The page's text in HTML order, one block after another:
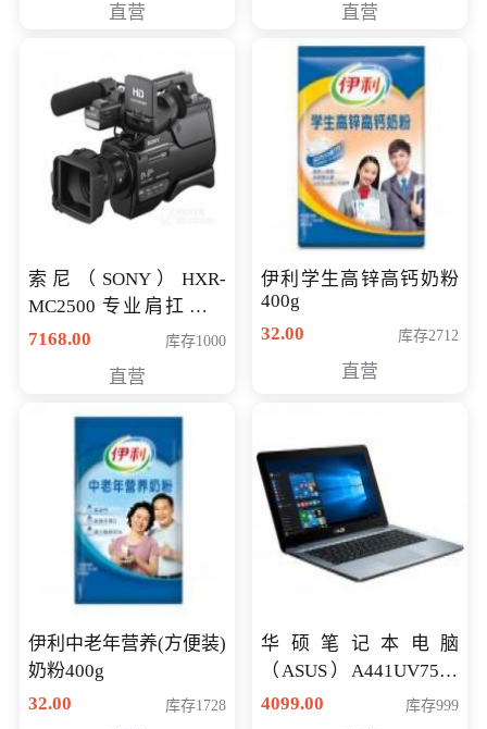
直营 直营
索尼（SONY）HXR-
MC2500 专业肩扛式存
储卡全高清摄录一体机
清入门级摄像机
7168.00 库存1000
直营
伊利学生高锌高钙奶粉
400g
32.00
库存2712
直营
伊利中老年营养(方便装)
奶粉400g
32.00
库存1728
华硕笔记本电脑
（ASUS）A441UV7500
顽石（7代i7-7500U 4G
4099.00 库存999